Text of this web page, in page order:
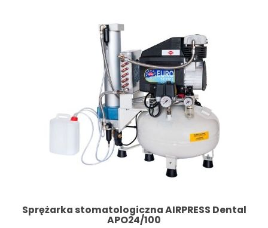
Sprężarka stomatologiczna AIRPRESS Dental
APO24/100